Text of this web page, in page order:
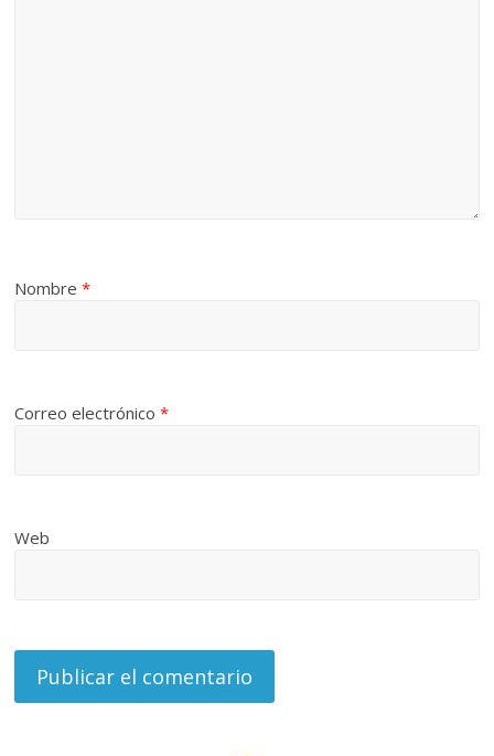
Nombre*
Correo electrónico*
Web